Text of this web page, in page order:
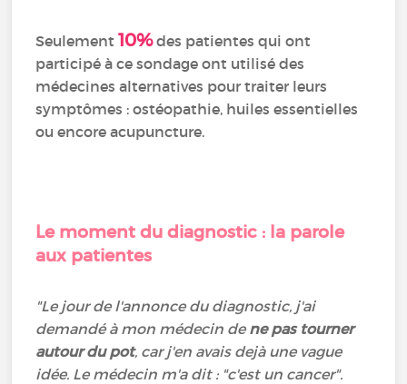
Seulement10%des patientes qui ont
participé à ce sondage ont utilisé des
médecines alternatives pour traiter leurs
symptômes : ostéopathie, huiles essentielles
ou encore acupuncture.
Le moment du diagnostic : la parole
aux patientes
"Le jour de l'annonce du diagnostic, j'ai
demandé à mon médecin de ne pas tourner
autour du pot, car j'en avais dejà une vague
idée. Le médecin m'a dit : "c'est un cancer".